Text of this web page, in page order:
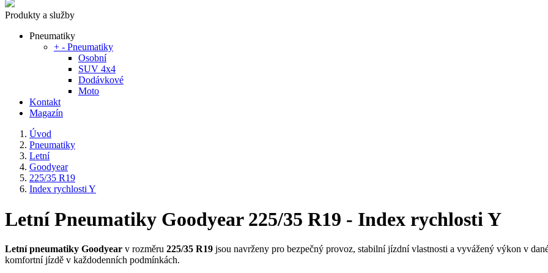
Produkty a služby
Pneumatiky
+ - Pneumatiky
Osobní
SUV 4x4
Dodávkové
Moto
Kontakt
Magazín
Úvod
Pneumatiky
Letní
Goodyear
225/35 R19
Index rychlosti Y
Letní Pneumatiky Goodyear 225/35 R19 - Index rychlosti Y
Letní pneumatiky Goodyear v rozměru 225/35 R19 jsou navrženy pro bezpečný provoz, stabilní jízdní vlastnosti a vyvážený výkon v
komfortní jízdě v každodenních podmínkách.